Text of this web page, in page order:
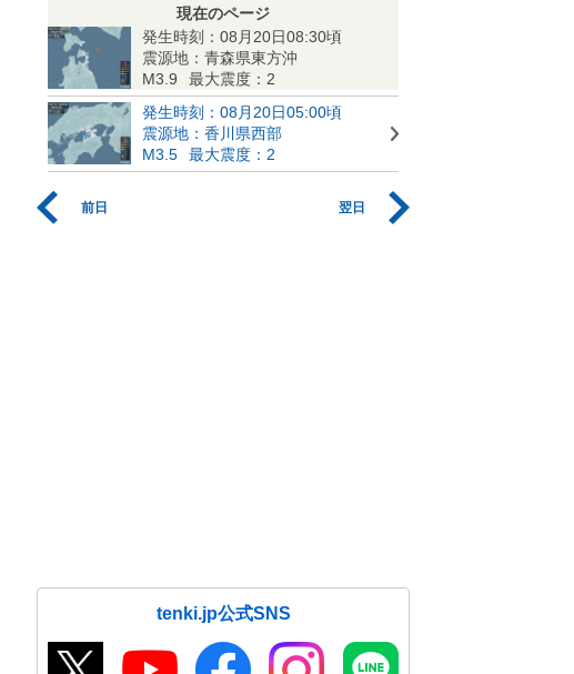
現在のページ
発生時刻：08月20日08:30頃
震源地：青森県東方沖
M3.9
最大震度：2
発生時刻：08月20日05:00頃
震源地：香川県西部
M3.5
最大震度：2
前日 翌日
tenki.jp公式SNS